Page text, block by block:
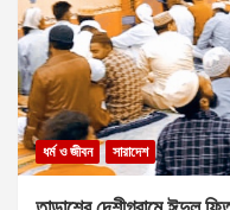
ধর্ম ও জীবন সারাদেশ